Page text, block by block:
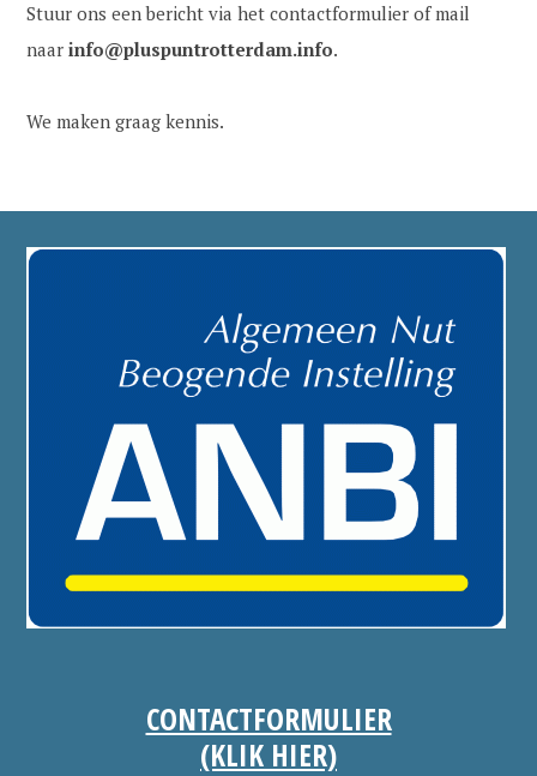
Stuur ons een bericht via het contactformulier of mail
naar info@pluspuntrotterdam.info.
We maken graag kennis.
CONTACTFORMULIER
(KLIK HIER)